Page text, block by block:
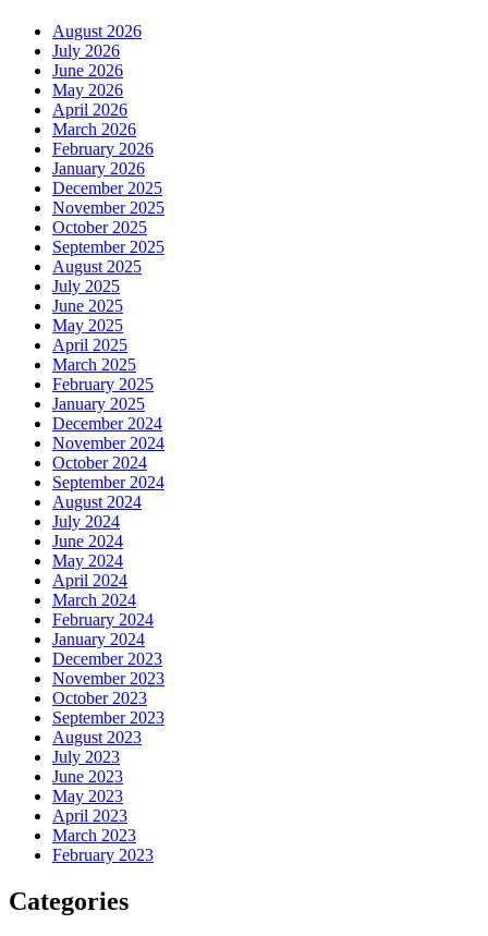
August 2026
July 2026
June 2026
May 2026
April 2026
March 2026
February 2026
January 2026
December 2025
November 2025
October 2025
September 2025
August 2025
July 2025
June 2025
May 2025
April 2025
March 2025
February 2025
January 2025
December 2024
November 2024
October 2024
September 2024
August 2024
July 2024
June 2024
May 2024
April 2024
March 2024
February 2024
January 2024
December 2023
November 2023
October 2023
September 2023
August 2023
July 2023
June 2023
May 2023
April 2023
March 2023
February 2023
Categories